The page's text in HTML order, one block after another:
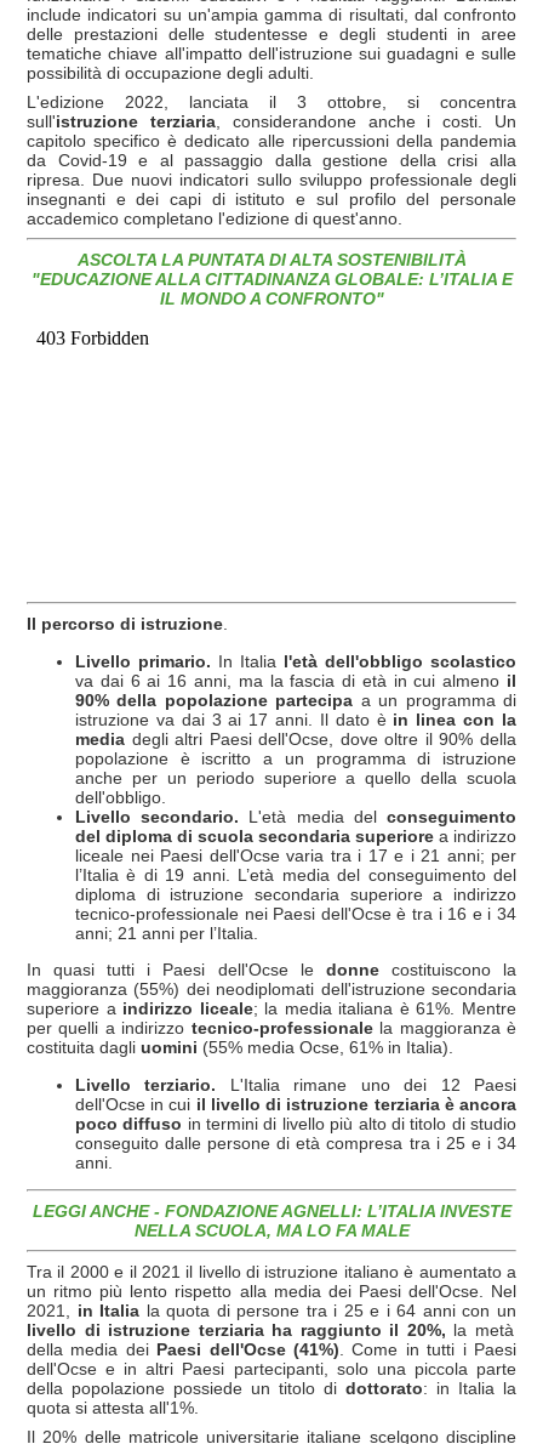
include indicatori su un'ampia gamma di risultati, dal confronto
delle prestazioni delle studentesse e degli studenti in aree
tematiche chiave all'impatto dell'istruzione sui guadagni e sulle
possibilità di occupazione degli adulti.
L'edizione 2022, lanciata il 3 ottobre, si concentra
sull'istruzione terziaria, considerandone anche i costi. Un
capitolo specifico è dedicato alle ripercussioni della pandemia
da Covid-19 e al passaggio dalla gestione della crisi alla
ripresa. Due nuovi indicatori sullo sviluppo professionale degli
insegnanti e dei capi di istituto e sul profilo del personale
accademico completano l'edizione di quest'anno.
ASCOLTA LA PUNTATA DI ALTA SOSTENIBILITÀ
"EDUCAZIONE ALLA CITTADINANZA GLOBALE: L’ITALIA E
IL MONDO A CONFRONTO"
Il percorso di istruzione.
Livello primario. In Italia l'età dell'obbligo scolastico
va dai 6 ai 16 anni, ma la fascia di età in cui almeno il
90% della popolazione partecipa a un programma di
istruzione va dai 3 ai 17 anni. Il dato è in linea con la
media degli altri Paesi dell'Ocse, dove oltre il 90% della
popolazione è iscritto a un programma di istruzione
anche per un periodo superiore a quello della scuola
dell'obbligo.
Livello secondario. L'età media delconseguimento
del diploma di scuola secondaria superiore a indirizzo
liceale nei Paesi dell'Ocse varia tra i 17 e i 21 anni; per
l’Italia è di 19 anni. L’età media del conseguimento del
diploma di istruzione secondaria superiore a indirizzo
tecnico-professionale nei Paesi dell'Ocse è tra i 16 e i 34
anni; 21 anni per l’Italia.
In quasi tutti i Paesi dell'Ocse le donnecostituiscono la
maggioranza (55%) dei neodiplomati dell'istruzione secondaria
superiore a indirizzo liceale; la media italiana è 61%. Mentre
per quelli a indirizzo tecnico-professionalela maggioranza è
costituita dagli uomini (55% media Ocse, 61% in Italia).
Livello terziario. L'Italia rimane uno dei 12 Paesi
dell'Ocse in cui il livello di istruzione terziaria è ancora
poco diffuso in termini di livello più alto di titolo di studio
conseguito dalle persone di età compresa tra i 25 e i 34
anni.
LEGGI ANCHE - FONDAZIONE AGNELLI: L’ITALIA INVESTE
NELLA SCUOLA, MA LO FA MALE
Tra il 2000 e il 2021 il livello di istruzione italiano è aumentato a
un ritmo più lento rispetto alla media dei Paesi dell'Ocse. Nel
2021, in Italia la quota di persone tra i 25 e i 64 anni con un
livello di istruzione terziaria ha raggiunto il 20%, la metà
della media dei Paesi dell'Ocse (41%) . Come in tutti i Paesi
dell'Ocse e in altri Paesi partecipanti, solo una piccola parte
della popolazione possiede un titolo di dottorato: in Italia la
quota si attesta all'1%.
Il 20% delle matricole universitarie italiane scelgono discipline